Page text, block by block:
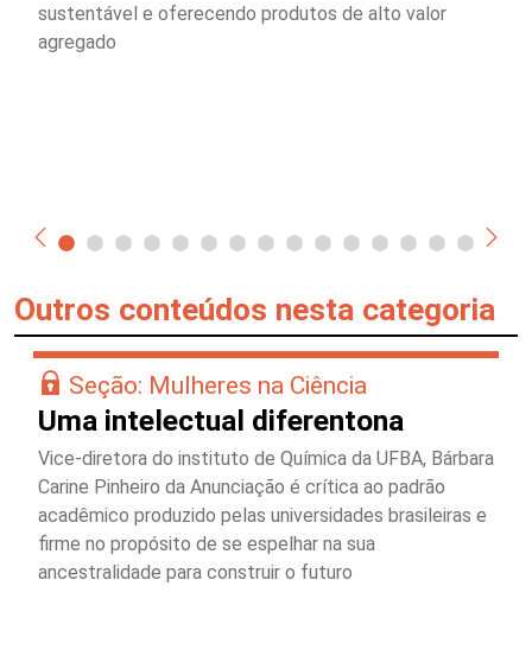
sustentável e oferecendo produtos de alto valor
agregado
Outros conteúdos nesta categoria
Seção: Mulheres na Ciência
Uma intelectual diferentona
Vice-diretora do instituto de Química da UFBA, Bárbara
Carine Pinheiro da Anunciação é crítica ao padrão
acadêmico produzido pelas universidades brasileiras e
firme no propósito de se espelhar na sua
ancestralidade para construir o futuro